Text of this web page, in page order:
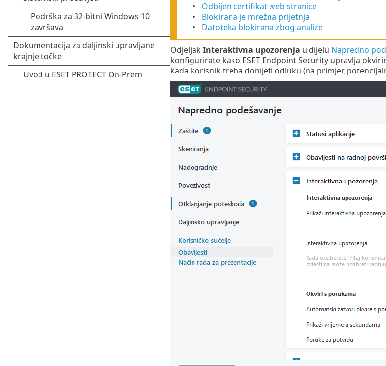
Odbijen certifikat web stranice
Blokirana je mrežna prijetnja
Datoteka blokirana zbog analize
Odjeljak Interaktivna upozorenja u dijelu Napredno
konfigurirate kako ESET Endpoint Security upravlja
kada korisnik treba donijeti odluku (na primjer,